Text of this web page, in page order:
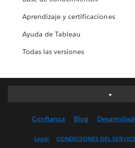
Aprendizaje y certificaciones
Ayuda de Tableau
Todas las versiones
Deutsch
English (US)
Confianza Blog
Legal CONDICIONES DEL